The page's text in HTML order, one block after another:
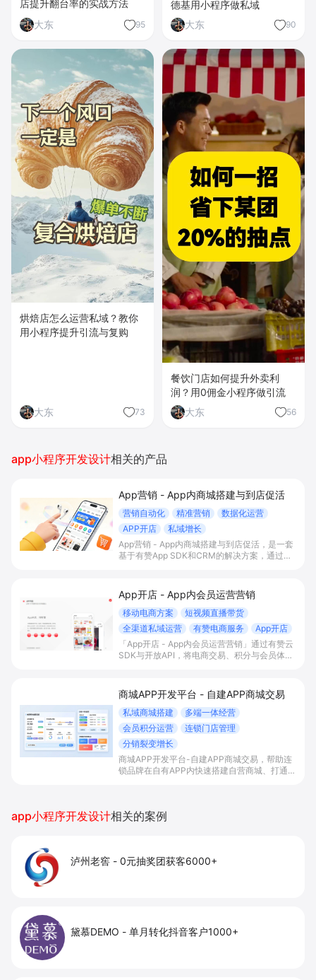
店提升翻台率的实战方法
大东
95
德基用小程序做私域
大东
90
烘焙店怎么运营私域？教你
用小程序提升引流与复购
大东 73
餐饮门店如何提升外卖利
润？用0佣金小程序做引流
大东
56
app小程序开发设计相关的产品
App营销 - App内商城搭建与到店促活
营销自动化 精准营销
数据化运营
APP开店
私域增长
App营销 - App内商城搭建与到店促活，是一套
基于有赞App SDK和CRM的解决方案，通过在
线上线下运营，提升到店率、复购率和整体
GMV。
App开店 - App内会员运营营销
移动电商方案
短视频直播带货
全渠道私域运营
有赞电商服务
App开店
「App开店 - App内会员运营营销」通过有赞云
SDK与开放API，将电商交易、积分与会员体系
提升变现效率与私域复购率。
商城APP开发平台 - 自建APP商城交易
私域商城搭建
多端一体经营
会员积分运营
连锁门店管理
分销裂变增长
商城APP开发平台-自建APP商城交易，帮助连
锁品牌在自有APP内快速搭建自营商城、打通多
app小程序开发设计相关的案例
泸州老窖 - 0元抽奖团获客6000+
黛慕DEMO - 单月转化抖音客户1000+